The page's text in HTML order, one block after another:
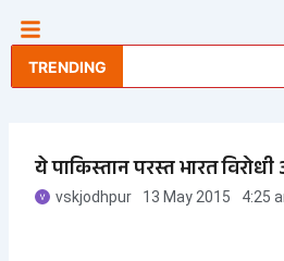
contentTRENDING
ये पाकिस्तान परस्त भारत
vskjodhpur 13 May 2015 4:25